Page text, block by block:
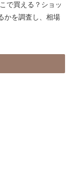
で買える？ショッ
かを調査し、相場